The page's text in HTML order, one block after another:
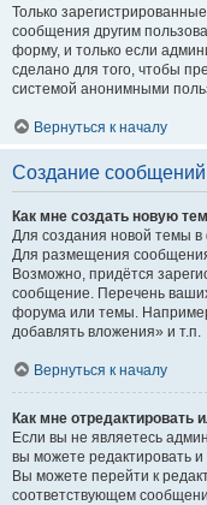
Только
сообщения другим
форму, и только если
сделано для того, чтобы
системой анонимными
Вернуться к началу
Создание сообщений
Как мне создать новую
Для создания новой темы
Для размещения
Возможно, придётся
сообщение. Перечень
форума или темы.
добавлять вложения» и т.п.
Вернуться к началу
Как мне отредактировать
Если вы не являетесь
вы можете редактировать
Вы можете перейти к
соответствующем